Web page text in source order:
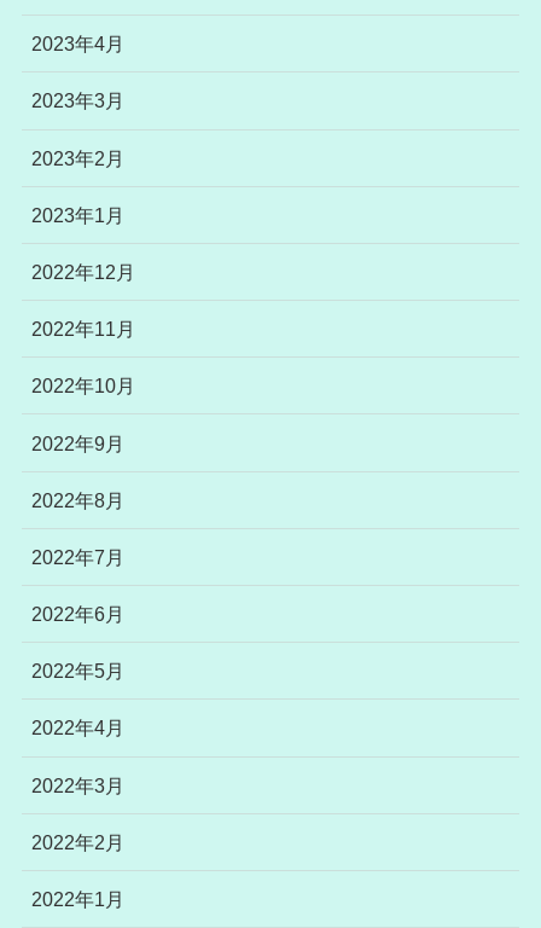
2023年4月
2023年3月
2023年2月
2023年1月
2022年12月
2022年11月
2022年10月
2022年9月
2022年8月
2022年7月
2022年6月
2022年5月
2022年4月
2022年3月
2022年2月
2022年1月